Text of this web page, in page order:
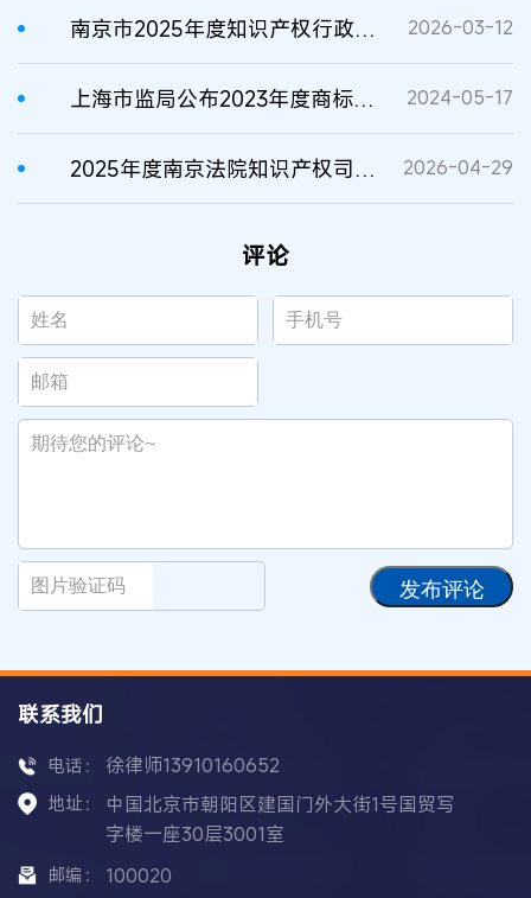
南京市2025年度知识产权行政保护典型案例 2026-03-12
上海市监局公布2023年度商标专利行政执法典型案例 2024-05-17
2025年度南京法院知识产权司法保护典型案例 2026-04-29
评论
发布评论
联系我们
电话： 徐律师13910160652
地址：
中国北京市朝阳区建国门外大街1号国贸写
字楼一座30层3001室
邮编： 100020